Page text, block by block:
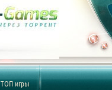
ТОП игры